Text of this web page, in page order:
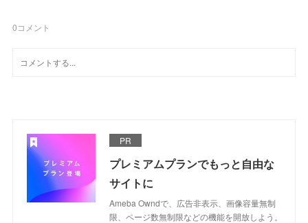
0コメント
PR
プレミアムプランでもっと自由な
サイトに
Ameba Owndで、広告非表示、画像容量無制
限、ページ数無制限などの機能を開放しよう。